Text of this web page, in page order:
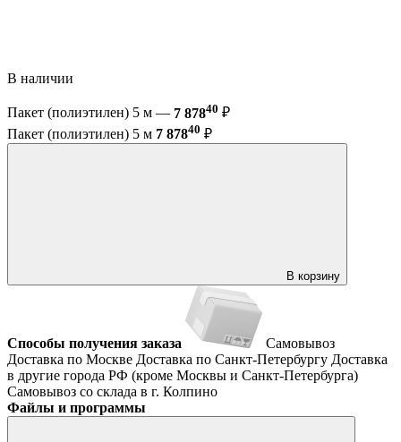
В наличии
Пакет (полиэтилен) 5 м — 7 87840 ₽
Пакет (полиэтилен) 5 м 7 87840 ₽
В корзину
Способы получения заказа
Самовывоз
Доставка по Москве Доставка по Санкт-Петербургу Доставка
в другие города РФ (кроме Москвы и Санкт-Петербурга)
Самовывоз со склада в г. Колпино
Файлы и программы